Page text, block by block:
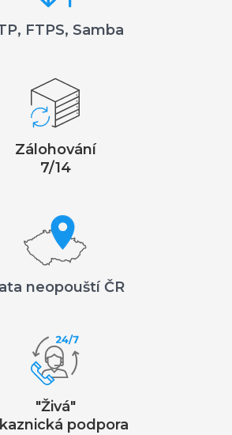
FTPS, Samba
Zálohování
7/14
neopouští ČR
"Živá"
podpora